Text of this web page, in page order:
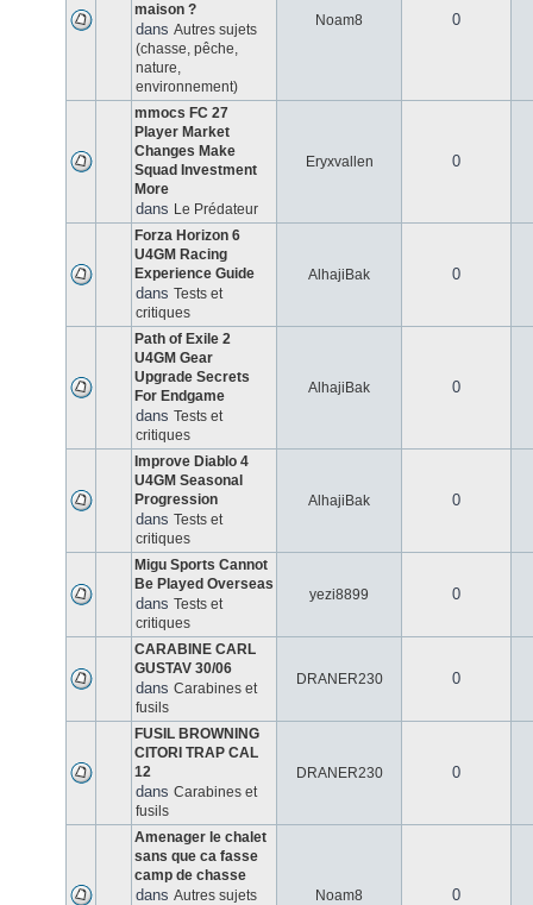
maison ?
dans Autres sujets
(chasse, pêche,
nature,
environnement)
Noam8 0
mmocs FC 27
Player Market
Changes Make
Squad Investment
More
dans Le Prédateur
Eryxvallen 0
Forza Horizon 6
U4GM Racing
Experience Guide
dans Tests et
critiques
AlhajiBak 0
Path of Exile 2
U4GM Gear
Upgrade Secrets
For Endgame
dans Tests et
critiques
AlhajiBak 0
Improve Diablo 4
U4GM Seasonal
Progression
dans Tests et
critiques
AlhajiBak 0
Migu Sports Cannot
Be Played Overseas
dans Tests et
critiques
yezi8899 0
CARABINE CARL
GUSTAV 30/06
dans Carabines et
fusils
DRANER230 0
FUSIL BROWNING
CITORI TRAP CAL
12
dans Carabines et
fusils
DRANER230 0
Amenager le chalet
sans que ca fasse
camp de chasse
dans Autres sujets
Noam8 0